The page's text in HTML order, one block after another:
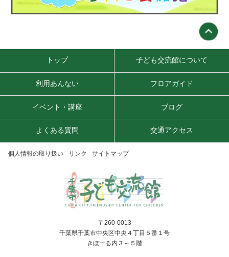
トップ 子ども交流館について
利用あんない フロアガイド
イベント・講座 ブログ
よくある質問 交通アクセス
個人情報の取り扱い リンク サイトマップ
〒260-0013
千葉県千葉市中央区中央４丁目５番１号
きぼーる内３～５階